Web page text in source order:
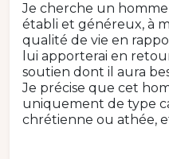
Je cherche un
établi et généreux, à
qualité de vie en
lui apporterai en
soutien dont il aura
Je précise que cet
uniquement de type
chrétienne ou athée,